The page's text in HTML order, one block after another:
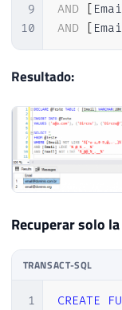
9
10
AND
[
AND
[
Resultado:
Recuperar solo
TRANSACT-SQL
1
CREATE